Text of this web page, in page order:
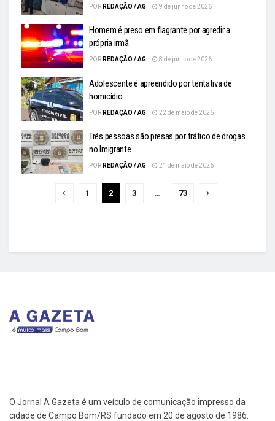
POR REDAÇÃO / AG 9 de junho de 2026
Homem é preso em flagrante por agredir a
própria irmã
POR REDAÇÃO / AG 8 de junho de 2026
Adolescente é apreendido por tentativa de
homicídio
POR REDAÇÃO / AG 22 de maio de 2026
Três pessoas são presas por tráfico de drogas
no Imigrante
POR REDAÇÃO / AG 21 de maio de 2026
1 2 3 73
O Jornal A Gazeta é um veículo de comunicação impresso da
cidade de Campo Bom/RS fundado em 20 de agosto de 1986.